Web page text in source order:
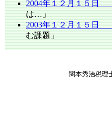
2004年１２月１５
は…」
2003年１２月１５
む課題」
関本秀治税